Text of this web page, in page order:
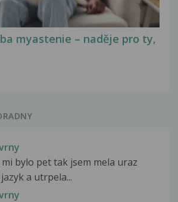
myastenie – naděje pro ty,
bylo pet tak jsem mela uraz
a utrpela...